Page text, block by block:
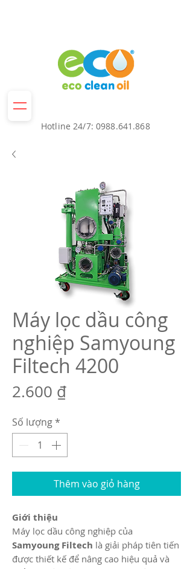
Hotline 24/7: 0988.641.868
Máy lọc dầu công
nghiệp Samyoung
Filtech 4200
2.600 ₫Giá
Số lượng*
Thêm vào giỏ hàng
Giới thiệu
Máy lọc dầu công nghiệp của
Samyoung Filtech là giải pháp tiên tiến
được thiết kế để nâng cao hiệu quả và